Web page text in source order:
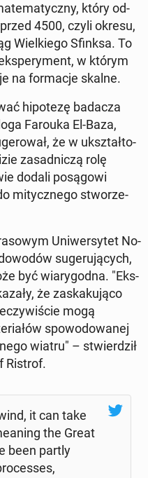
który od­
4500, czyli okresu,
Wiel­kie­go Sfinksa. To
w którym
na for­ma­cje skalne.
hi­po­te­zę badacza
Farouka El-Baza,
że w ukształ­to­
za­sad­ni­czą rolę
dodali po­są­go­wi
mi­tycz­ne­go stwo­rze­
Uni­wer­sy­tet No­
su­ge­ru­ją­cych,
być wia­ry­god­na. "Eks­
że za­ska­ku­ją­co
mogą
spo­wo­do­wa­nej
wiatru" – stwier­dził
Ristrof.
it can take
the Great
been partly